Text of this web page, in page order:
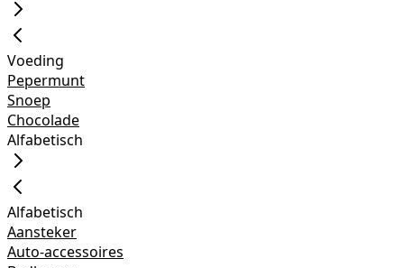
Voeding
Pepermunt
Snoep
Chocolade
Alfabetisch
Alfabetisch
Aansteker
Auto-accessoires